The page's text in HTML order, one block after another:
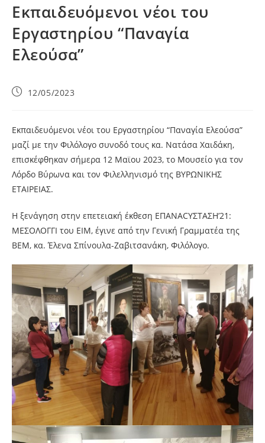
Εκπαιδευόμενοι νέοι του
Εργαστηρίου “Παναγία
Ελεούσα”
12/05/2023
Εκπαιδευόμενοι νέοι του Εργαστηρίου “Παναγία Ελεούσα”
μαζί με την Φιλόλογο συνοδό τους κα. Νατάσα Χαιδάκη,
επισκέφθηκαν σήμερα 12 Μαϊου 2023, το Μουσείο για τον
Λόρδο Βύρωνα και τον Φιλελληνισμό της ΒΥΡΩΝΙΚΗΣ
ΕΤΑΙΡΕΙΑΣ.
Η ξενάγηση στην επετειακή έκθεση ΕΠΑΝΑCYΣΤΑΣΗ’21:
ΜΕΣΟΛΟΓΓΙ του ΕΙΜ, έγινε από την Γενική Γραμματέα της
ΒΕΜ, κα. Έλενα Σπίνουλα-Ζαβιτσανάκη, Φιλόλογο.